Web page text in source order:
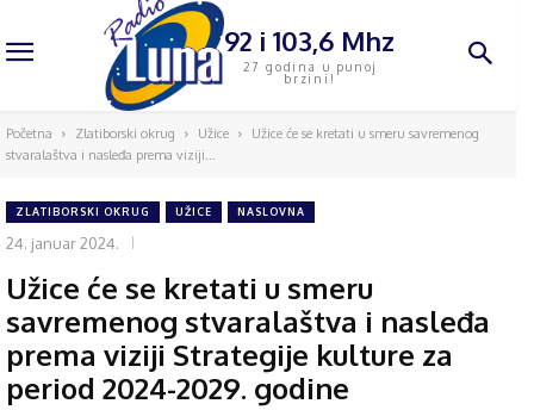
92 i 103,6 Mhz
27 godina u punoj
brzini!
Početna Zlatiborski okrug Užice
Užice će se kretati u smeru savremenog
stvaralaštva i nasleđa prema viziji...
ZLATIBORSKI OKRUG UŽICE NASLOVNA
24. januar 2024.
Užice će se kretati u smeru
savremenog stvaralaštva i nasleđa
prema viziji Strategije kulture za
period 2024-2029. godine